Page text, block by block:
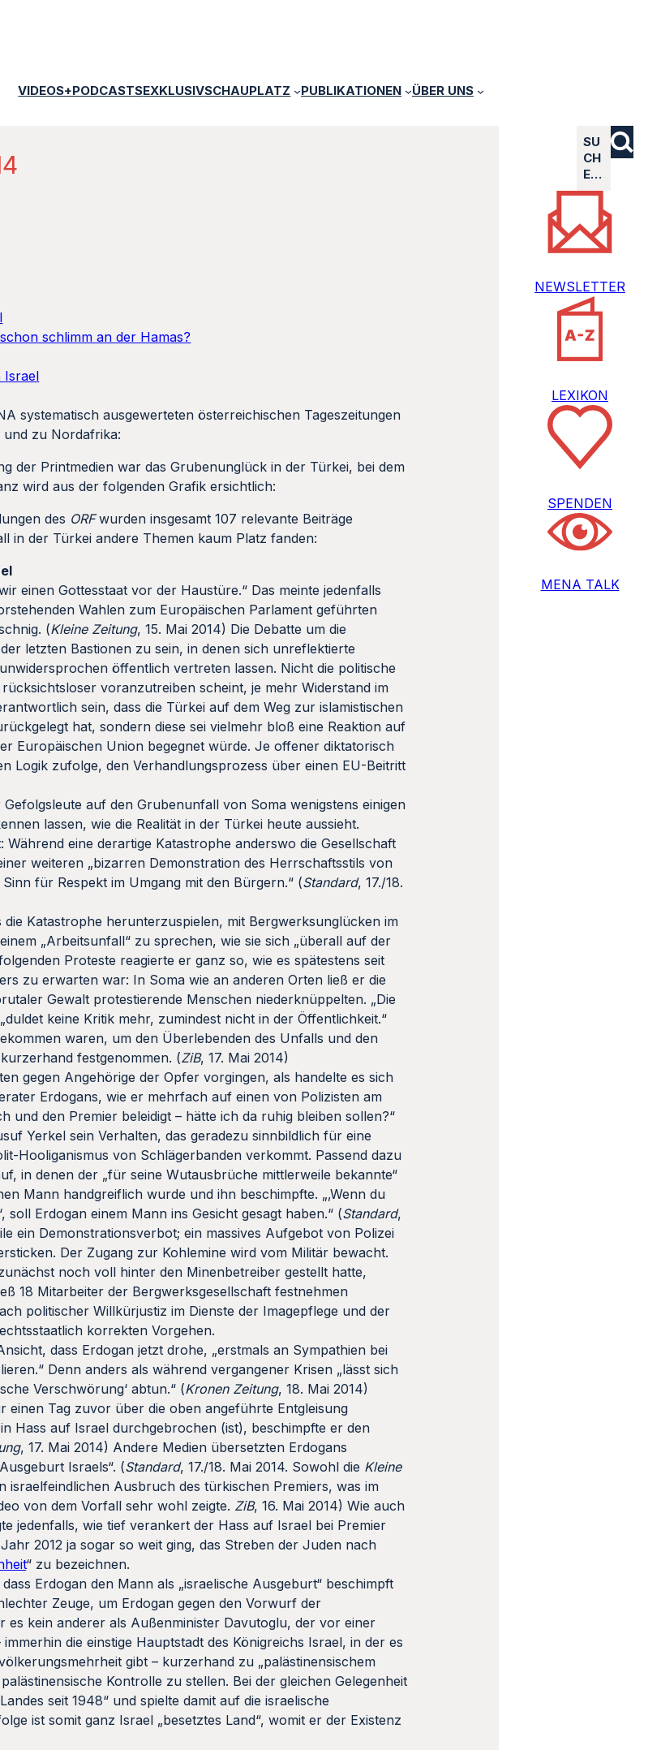
VIDEOS+PODCASTSEXKLUSIVSCHAUPLATZ PUBLIKATIONEN ÜBER UNS
schlimm an der Hamas?
Israel
systematisch ausgewerteten österreichischen Tageszeitungen
und zu Nordafrika:
der Printmedien war das Grubenunglück in der Türkei, bei dem
wird aus der folgenden Grafik ersichtlich:
des ORFwurden insgesamt 107 relevante Beiträge
in der Türkei andere Themen kaum Platz fanden:
einen Gottesstaat vor der Haustüre.“ Das meinte jedenfalls
Wahlen zum Europäischen Parlament geführten
(Kleine Zeitung, 15. Mai 2014) Die Debatte um die
letzten Bastionen zu sein, in denen sich unreflektierte
öffentlich vertreten lassen. Nicht die politische
voranzutreiben scheint, je mehr Widerstand im
sein, dass die Türkei auf dem Weg zur islamistischen
hat, sondern diese sei vielmehr bloß eine Reaktion auf
Europäischen Union begegnet würde. Je offener diktatorisch
Logik zufolge, den Verhandlungsprozess über einen EU-Beitritt
auf den Grubenunfall von Soma wenigstens einigen
lassen, wie die Realität in der Türkei heute aussieht.
eine derartige Katastrophe anderswo die Gesellschaft
weiteren „bizarren Demonstration des Herrschaftsstils von
für Respekt im Umgang mit den Bürgern.“ (Standard, 17./18.
Katastrophe herunterzuspielen, mit Bergwerksunglücken im
„Arbeitsunfall“ zu sprechen, wie sie sich „überall auf der
Proteste reagierte er ganz so, wie es spätestens seit
zu erwarten war: In Soma wie an anderen Orten ließ er die
Gewalt protestierende Menschen niederknüppelten. „Die
keine Kritik mehr, zumindest nicht in der Öffentlichkeit.“
waren, um den Überlebenden des Unfalls und den
festgenommen. (ZiB, 17. Mai 2014)
gegen Angehörige der Opfer vorgingen, als handelte es sich
Erdogans, wie er mehrfach auf einen von Polizisten am
und den Premier beleidigt – hätte ich da ruhig bleiben sollen?“
Yerkel sein Verhalten, das geradezu sinnbildlich für eine
Hooliganismus von Schlägerbanden verkommt. Passend dazu
in denen der „für seine Wutausbrüche mittlerweile bekannte“
Mann handgreiflich wurde und ihn beschimpfte. „‚Wenn du
Erdogan einem Mann ins Gesicht gesagt haben.“ (Standard,
ein Demonstrationsverbot; ein massives Aufgebot von Polizei
Der Zugang zur Kohlemine wird vom Militär bewacht.
noch voll hinter den Minenbetreiber gestellt hatte,
18 Mitarbeiter der Bergwerksgesellschaft festnehmen
politischer Willkürjustiz im Dienste der Imagepflege und der
korrekten Vorgehen.
dass Erdogan jetzt drohe, „erstmals an Sympathien bei
Denn anders als während vergangener Krisen „lässt sich
Verschwörung‘ abtun.“ (Kronen Zeitung, 18. Mai 2014)
Tag zuvor über die oben angeführte Entgleisung
Hass auf Israel durchgebrochen (ist), beschimpfte er den
, 17. Mai 2014) Andere Medien übersetzten Erdogans
Israels“. (Standard, 17./18. Mai 2014. Sowohl die Kleine
israelfeindlichen Ausbruch des türkischen Premiers, was im
von dem Vorfall sehr wohl zeigte. ZiB, 16. Mai 2014) Wie auch
jedenfalls, wie tief verankert der Hass auf Israel bei Premier
2012 ja sogar so weit ging, das Streben der Juden nach
“ zu bezeichnen.
Erdogan den Mann als „israelische Ausgeburt“ beschimpft
Zeuge, um Erdogan gegen den Vorwurf der
kein anderer als Außenminister Davutoglu, der vor einer
die einstige Hauptstadt des Königreichs Israel, in der es
gibt – kurzerhand zu „palästinensischem
Kontrolle zu stellen. Bei der gleichen Gelegenheit
seit 1948“ und spielte damit auf die israelische
ist somit ganz Israel „besetztes Land“, womit er der Existenz
SU
CH
E…
NEWSLETTER
LEXIKON
SPENDEN
MENA TALK